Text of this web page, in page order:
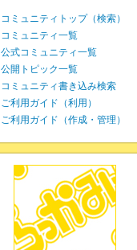
コミュニティトップ（検索）
コミュニティ一覧
公式コミュニティ一覧
公開トピック一覧
コミュニティ書き込み検索
ご利用ガイド（利用）
ご利用ガイド（作成・管理）